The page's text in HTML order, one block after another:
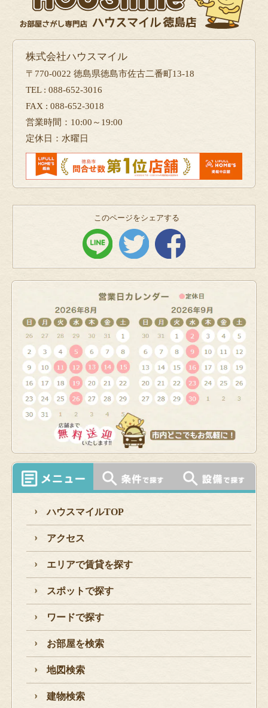
株式会社ハウスマイル
〒770-0022 徳島県徳島市佐古二番町13-18
TEL : 088-652-3016
FAX : 088-652-3018
営業時間：10:00～19:00
定休日：水曜日
このページをシェアする
ハウスマイルTOP
アクセス
エリアで賃貸を探す
スポットで探す
ワードで探す
お部屋を検索
地図検索
建物検索